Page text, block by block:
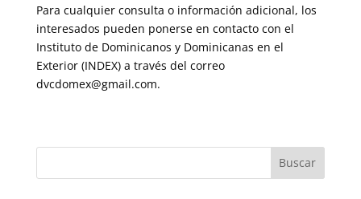
Para cualquier consulta o información adicional, los
interesados pueden ponerse en contacto con el
Instituto de Dominicanos y Dominicanas en el
Exterior (INDEX) a través del correo
dvcdomex@gmail.com.